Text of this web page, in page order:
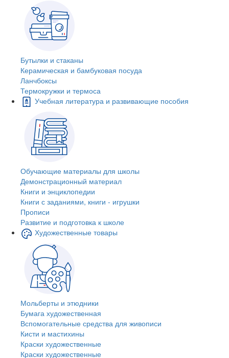
Бутылки и стаканы
Керамическая и бамбуковая посуда
Ланчбоксы
Термокружки и термоса
Учебная литература и развивающие пособия
Обучающие материалы для школы
Демонстрационный материал
Книги и энциклопедии
Книги с заданиями, книги - игрушки
Прописи
Развитие и подготовка к школе
Художественные товары
Мольберты и этюдники
Бумага художественная
Вспомогательные средства для живописи
Кисти и мастихины
Краски художественные
Краски художественные